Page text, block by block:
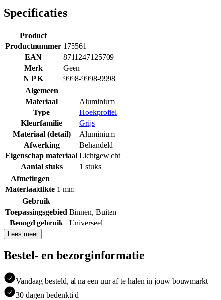
Specificaties
Product
Productnummer 175561
EAN
8711247125709
Merk
Geen
N P K
9998-9998-9998
Algemeen
Materiaal
Aluminium
Type
Hoekprofiel
Kleurfamilie
Grijs
Materiaal (detail)
Aluminium
Afwerking
Behandeld
Eigenschap materiaal Lichtgewicht
Aantal stuks
1 stuks
Afmetingen
Materiaaldikte 1 mm
Gebruik
Toepassingsgebied Binnen, Buiten
Beoogd gebruik
Universeel
Lees meer
Bestel- en bezorginformatie
Vandaag besteld, al na een uur af te halen in jouw bouwmarkt
30 dagen bedenktijd